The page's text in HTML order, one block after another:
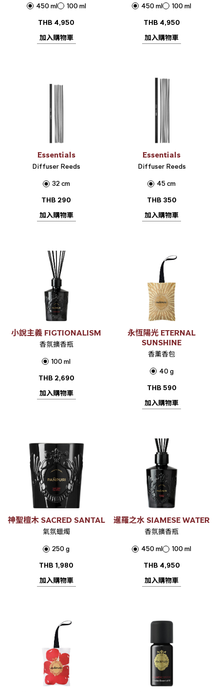
450 ml
100 ml
THB 4,950
加入購物車
450 ml
100 ml
THB 4,950
加入購物車
Essentials
Diffuser Reeds
32 cm
THB 290
加入購物車
Essentials
Diffuser Reeds
45 cm
THB 350
加入購物車
小說主義 FIGTIONALISM
香氛擴香瓶
100 ml
THB 2,690
加入購物車
永恆陽光 ETERNAL
SUNSHINE
香薰香包
40 g
THB590
加入購物車
神聖檀木 SACRED SANTAL
氣氛蠟燭
250 g
THB 1,980
加入購物車
暹羅之水 SIAMESE WATER
香氛擴香瓶
450 ml
100 ml
THB 4,950
加入購物車